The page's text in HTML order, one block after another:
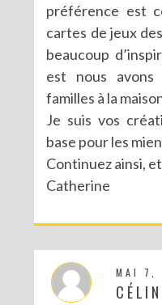
préférence est
cartes de jeux
beaucoup
est nous
familles à la
Je suis vos
base pour les
Continuez ainsi,
Catherine
MAI 7,